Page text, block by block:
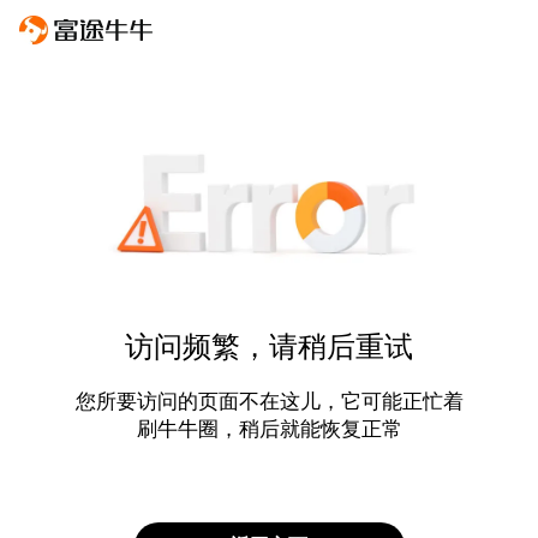
访问频繁，请稍后重试
您所要访问的页面不在这儿，它可能正忙着
刷牛牛圈，稍后就能恢复正常